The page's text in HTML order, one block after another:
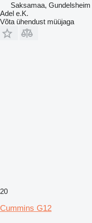
Saksamaa, Gundelsheim
Adel e.K.
Võta ühendust müüjaga
20
Cummins G12